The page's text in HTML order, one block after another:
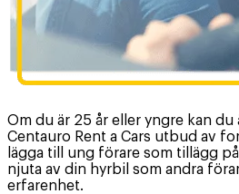
Om du är 25 år eller yngre kan du
Centauro Rent a Cars utbud av
lägga till ung förare som tillägg
njuta av din hyrbil som andra
erfarenhet.